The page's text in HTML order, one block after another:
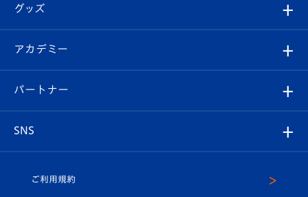
チケット
イベント
メディア
ホームタウン
スタッフプロフィール
マスコット紹介
Revive Team
ヴィヴィくんの長崎おもてなしガイド
フォトギャラリー
スタジアムグルメ
チケット
V-LOVERS（ファンクラブ）
プレイヤーズスイート
グッズ
オンラインショップ
店舗情報
アカデミー
育成からのお知らせ
U-18
パートナー
SNS
ご利用規約